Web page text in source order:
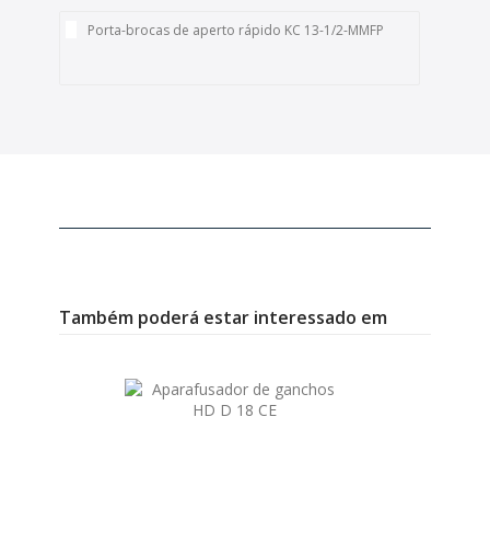
Porta-brocas de aperto rápido KC 13-1/2-MMFP
Também poderá estar interessado em